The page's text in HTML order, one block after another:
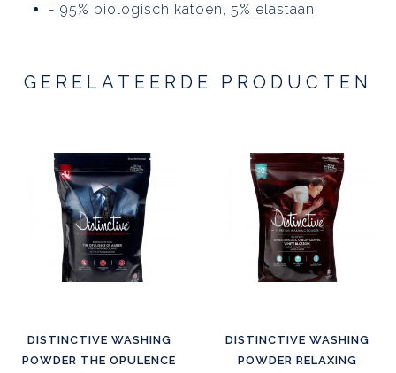
- 95% biologisch katoen, 5% elastaan
GERELATEERDE PRODUCTEN
DISTINCTIVE WASHING
POWDER THE OPULENCE
DISTINCTIVE WASHING
POWDER RELAXING